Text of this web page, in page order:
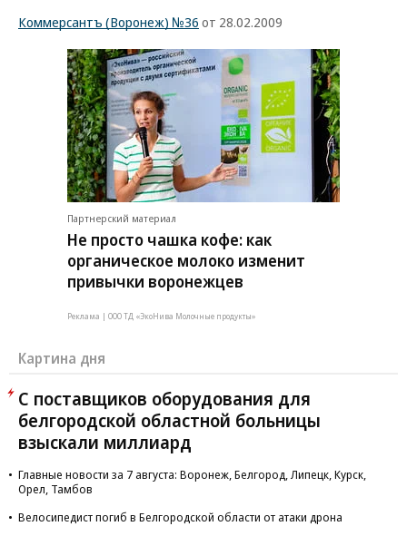
Коммерсантъ (Воронеж) №36 от 28.02.2009
Партнерский материал
Не просто чашка кофе: как
органическое молоко изменит
привычки воронежцев
Реклама | ООО ТД «ЭкоНива Молочные продукты»
Картина дня
С поставщиков оборудования для
белгородской областной больницы
взыскали миллиард
Главные новости за 7 августа: Воронеж, Белгород, Липецк, Курск,
Орел, Тамбов
Велосипедист погиб в Белгородской области от атаки дрона